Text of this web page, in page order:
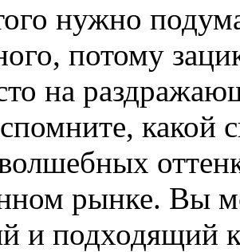
нужно
потому
на
какой
рынке. Вы
и подходящий